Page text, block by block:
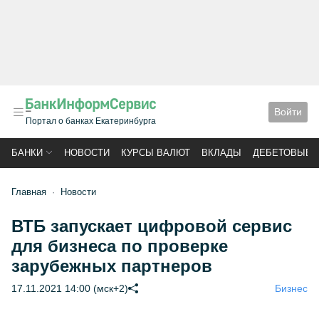
Портал о банках Екатеринбурга
Войти
БАНКИ НОВОСТИ КУРСЫ ВАЛЮТ ВКЛАДЫ ДЕБЕТОВЫЕ
Главная Новости
ВТБ запускает цифровой сервис
для бизнеса по проверке
зарубежных партнеров
17.11.2021 14:00 (мск+2) Бизнес